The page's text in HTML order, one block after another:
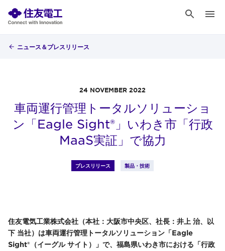
ニュース＆プレスリリース
24 NOVEMBER 2022
車両運行管理トータルソリューショ
ン「Eagle Sight®」いわき市「行政
MaaS実証」で協力
プレスリリース 製品・技術
住友電気工業株式会社（本社：大阪市中央区、社長：井上 治、以
下 当社）は車両運行管理トータルソリューション「Eagle
Sight®（イーグル サイト）」で、福島県いわき市における「行政